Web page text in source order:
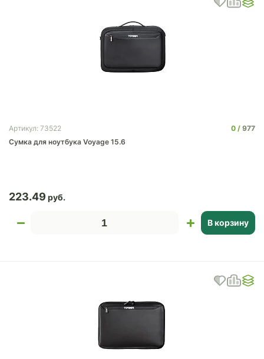
Артикул: 73522 0
977
Сумка для ноутбука Voyage 15.6
223.49
В корзину